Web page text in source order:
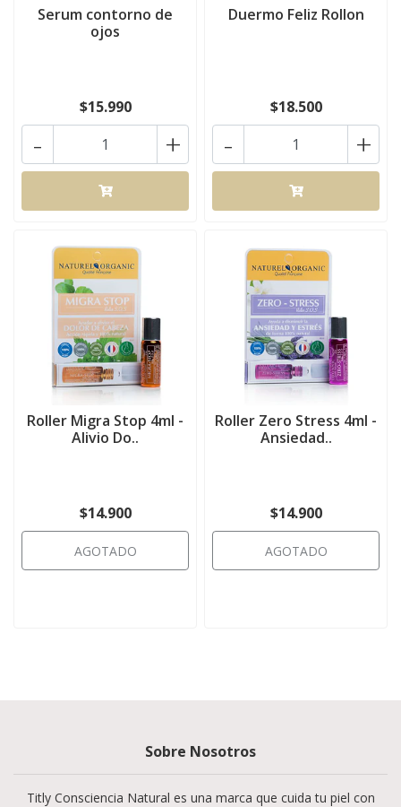
Serum contorno de
ojos
$15.990
+
-
Duermo Feliz Rollon
$18.500
+
-
Roller Migra Stop 4ml -
Alivio Do..
$14.900
AGOTADO
Roller Zero Stress 4ml -
Ansiedad..
$14.900
AGOTADO
Sobre Nosotros
Titly Consciencia Natural es una marca que cuida tu piel con